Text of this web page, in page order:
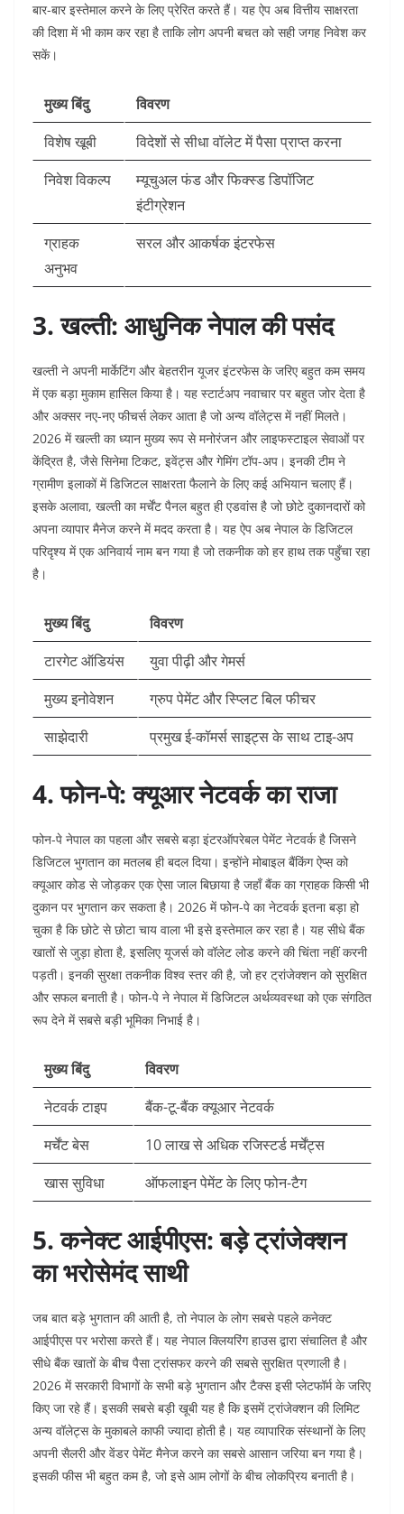
बार-बार इस्तेमाल करने के लिए प्रेरित करते हैं। यह ऐप अब वित्तीय साक्षरता
की दिशा में भी काम कर रहा है ताकि लोग अपनी बचत को सही जगह निवेश कर
सकें।
मुख्य बिंदु
विवरण
विशेष खूबी
विदेशों से सीधा वॉलेट में पैसा प्राप्त करना
निवेश विकल्प
म्यूचुअल फंड और फिक्स्ड डिपॉजिट
इंटीग्रेशन
ग्राहक
अनुभव
सरल और आकर्षक इंटरफेस
3. खल्ती: आधुनिक नेपाल की पसंद
खल्ती ने अपनी मार्केटिंग और बेहतरीन यूजर इंटरफेस के जरिए बहुत कम समय
में एक बड़ा मुकाम हासिल किया है। यह स्टार्टअप नवाचार पर बहुत जोर देता है
और अक्सर नए-नए फीचर्स लेकर आता है जो अन्य वॉलेट्स में नहीं मिलते।
2026 में खल्ती का ध्यान मुख्य रूप से मनोरंजन और लाइफस्टाइल सेवाओं पर
केंद्रित है, जैसे सिनेमा टिकट, इवेंट्स और गेमिंग टॉप-अप। इनकी टीम ने
ग्रामीण इलाकों में डिजिटल साक्षरता फैलाने के लिए कई अभियान चलाए हैं।
इसके अलावा, खल्ती का मर्चेंट पैनल बहुत ही एडवांस है जो छोटे दुकानदारों को
अपना व्यापार मैनेज करने में मदद करता है। यह ऐप अब नेपाल के डिजिटल
परिदृश्य में एक अनिवार्य नाम बन गया है जो तकनीक को हर हाथ तक पहुँचा रहा
है।
मुख्य बिंदु
विवरण
टारगेट ऑडियंस
युवा पीढ़ी और गेमर्स
मुख्य इनोवेशन
ग्रुप पेमेंट और स्प्लिट बिल फीचर
साझेदारी
प्रमुख ई-कॉमर्स साइट्स के साथ टाइ-अप
4. फोन-पे: क्यूआर नेटवर्क का राजा
फोन-पे नेपाल का पहला और सबसे बड़ा इंटरऑपरेबल पेमेंट नेटवर्क है जिसने
डिजिटल भुगतान का मतलब ही बदल दिया। इन्होंने मोबाइल बैंकिंग ऐप्स को
क्यूआर कोड से जोड़कर एक ऐसा जाल बिछाया है जहाँ बैंक का ग्राहक किसी भी
दुकान पर भुगतान कर सकता है। 2026 में फोन-पे का नेटवर्क इतना बड़ा हो
चुका है कि छोटे से छोटा चाय वाला भी इसे इस्तेमाल कर रहा है। यह सीधे बैंक
खातों से जुड़ा होता है, इसलिए यूजर्स को वॉलेट लोड करने की चिंता नहीं करनी
पड़ती। इनकी सुरक्षा तकनीक विश्व स्तर की है, जो हर ट्रांजेक्शन को सुरक्षित
और सफल बनाती है। फोन-पे ने नेपाल में डिजिटल अर्थव्यवस्था को एक संगठित
रूप देने में सबसे बड़ी भूमिका निभाई है।
मुख्य बिंदु
विवरण
नेटवर्क टाइप
बैंक-टू-बैंक क्यूआर नेटवर्क
मर्चेंट बेस
10 लाख से अधिक रजिस्टर्ड मर्चेंट्स
खास सुविधा
ऑफलाइन पेमेंट के लिए फोन-टैग
5. कनेक्ट आईपीएस: बड़े ट्रांजेक्शन
का भरोसेमंद साथी
जब बात बड़े भुगतान की आती है, तो नेपाल के लोग सबसे पहले कनेक्ट
आईपीएस पर भरोसा करते हैं। यह नेपाल क्लियरिंग हाउस द्वारा संचालित है और
सीधे बैंक खातों के बीच पैसा ट्रांसफर करने की सबसे सुरक्षित प्रणाली है।
2026 में सरकारी विभागों के सभी बड़े भुगतान और टैक्स इसी प्लेटफॉर्म के जरिए
किए जा रहे हैं। इसकी सबसे बड़ी खूबी यह है कि इसमें ट्रांजेक्शन की लिमिट
अन्य वॉलेट्स के मुकाबले काफी ज्यादा होती है। यह व्यापारिक संस्थानों के लिए
अपनी सैलरी और वेंडर पेमेंट मैनेज करने का सबसे आसान जरिया बन गया है।
इसकी फीस भी बहुत कम है, जो इसे आम लोगों के बीच लोकप्रिय बनाती है।